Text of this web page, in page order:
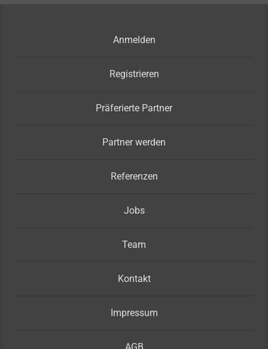
Anmelden
Registrieren
Präferierte Partner
Partner werden
Referenzen
Jobs
Team
Kontakt
Impressum